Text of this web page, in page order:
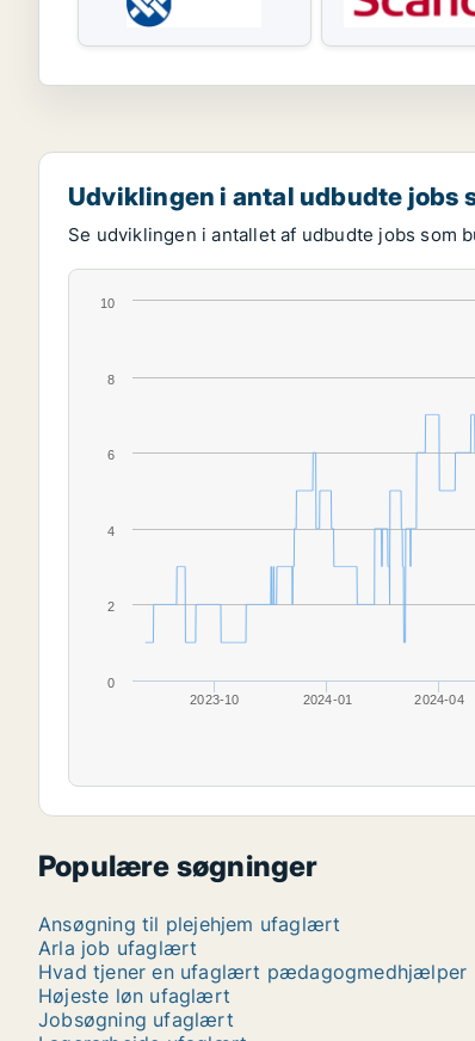
Udviklingen i antal udbudte jobs
Se udviklingen i antallet af udbudte jobs som
2023-10 2024-01 2024-04
0
2
4
6
8
10
Populære søgninger
Ansøgning til plejehjem ufaglært
Arla job ufaglært
Hvad tjener en ufaglært pædagogmedhjælper
Højeste løn ufaglært
Jobsøgning ufaglært